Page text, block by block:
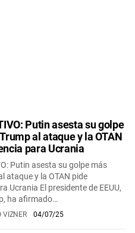
Putin asesta su golpe
al ataque y la OTAN
para Ucrania
Putin asesta su golpe más
ataque y la OTAN pide
Ucrania El presidente de EEUU,
ha afirmado…
VIZNER 04/07/25